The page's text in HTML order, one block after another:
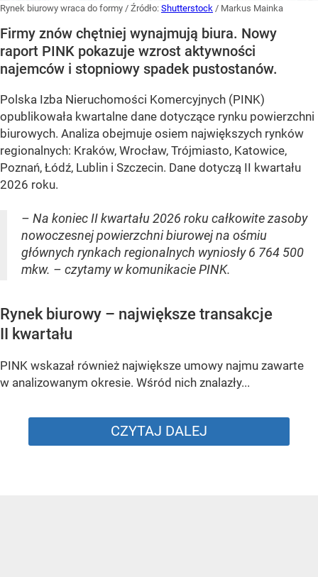
Rynek biurowy wraca do formy / Źródło: Shutterstock / Markus Mainka
Firmy znów chętniej wynajmują biura. Nowy
raport PINK pokazuje wzrost aktywności
najemców i stopniowy spadek pustostanów.
Polska Izba Nieruchomości Komercyjnych (PINK)
opublikowała kwartalne dane dotyczące rynku powierzchni
biurowych. Analiza obejmuje osiem największych rynków
regionalnych: Kraków, Wrocław, Trójmiasto, Katowice,
Poznań, Łódź, Lublin i Szczecin. Dane dotyczą II kwartału
2026 roku.
– Na koniec II kwartału 2026 roku całkowite zasoby
nowoczesnej powierzchni biurowej na ośmiu
głównych rynkach regionalnych wyniosły 6 764 500
mkw. – czytamy w komunikacie PINK.
Rynek biurowy – największe transakcje
II kwartału
PINK wskazał również największe umowy najmu zawarte
w analizowanym okresie. Wśród nich znalazły...
CZYTAJ DALEJ